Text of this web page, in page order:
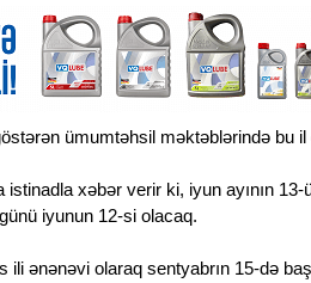
ümumtəhsil məktəblərində bu
istinadla xəbər verir ki, iyun ayının
iyunun 12-si olacaq.
ənənəvi olaraq sentyabrın 15-də